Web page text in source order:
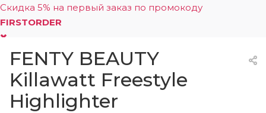
Скидка 5% на первый заказ по промокоду
FIRSTORDER
0
FENTY BEAUTY
Killawatt Freestyle
Highlighter